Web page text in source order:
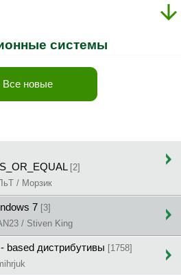
системы
Все новые
[2]
/ Морзик
7 [3]
/ Stiven King
based дистрибутивы [1758]